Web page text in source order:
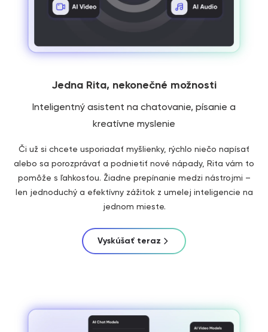
Jedna Rita, nekonečné možnosti
Inteligentný asistent na chatovanie, písanie a
kreatívne myslenie
Či už si chcete usporiadať myšlienky, rýchlo niečo napísať
alebo sa porozprávať a podnietiť nové nápady, Rita vám to
pomôže s ľahkosťou. Žiadne prepínanie medzi nástrojmi –
len jednoduchý a efektívny zážitok z umelej inteligencie na
jednom mieste.
Vyskúšať teraz